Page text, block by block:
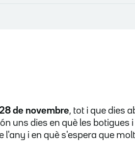
de novembre, tot i que dies
uns dies en què les botigues
l'any i en què s'espera que